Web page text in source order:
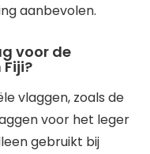
aanbevolen.
voor de
vlaggen, zoals de
voor het leger
gebruikt bij